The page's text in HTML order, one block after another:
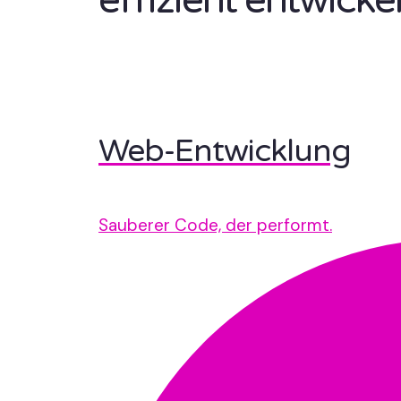
Web-Entwicklung
Sauberer Code, der performt.